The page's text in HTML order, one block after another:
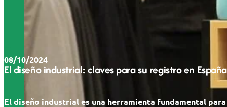
08/10/2024
El diseño industrial: claves para su registro en
El diseño industrial es una herramienta fundamental